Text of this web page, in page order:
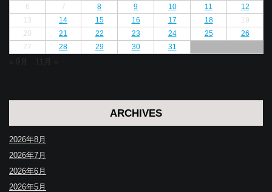
6
7 8 9 10 11
12
13
14 15 16 17 18
19
20
21 22 23 24 25
26
27
28 29 30 31
« 9月
ARCHIVES
2026年8月
2026年7月
2026年6月
2026年5月